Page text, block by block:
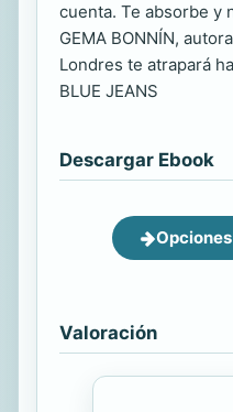
cuenta. Te absorbe y
GEMA BONNÍN,
Londres te atrapará
BLUE JEANS
Descargar Ebook
Valoración